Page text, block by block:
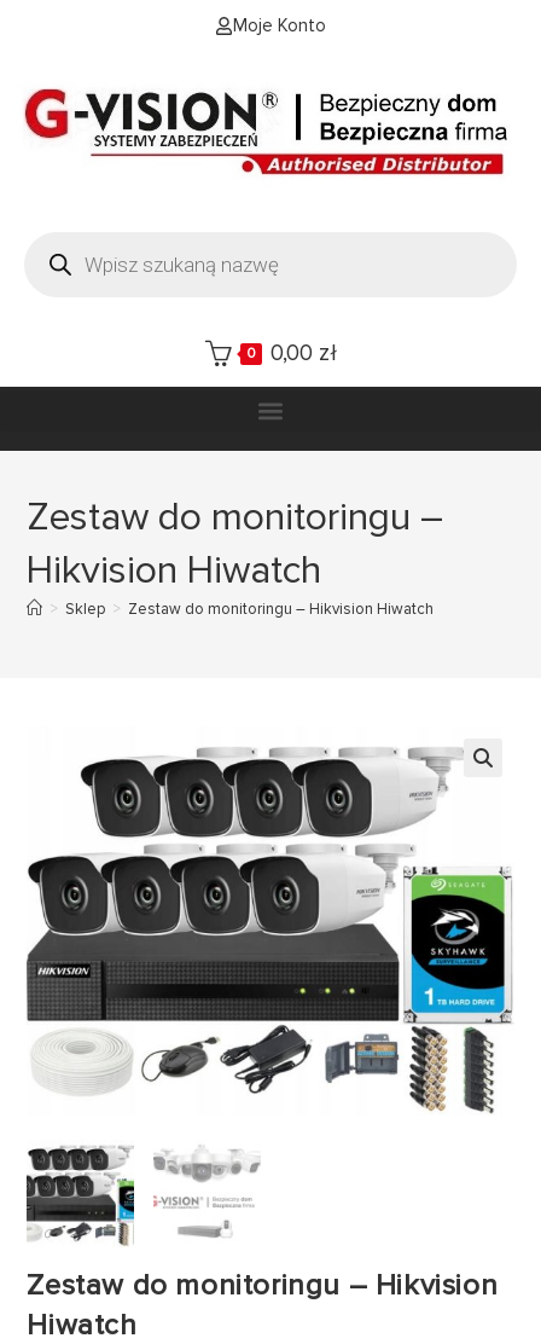
Moje Konto
0 0,00 zł
Zestaw do monitoringu –
Hikvision Hiwatch
> Sklep > Zestaw do monitoringu – Hikvision Hiwatch
Zestaw do monitoringu – Hikvision
Hiwatch